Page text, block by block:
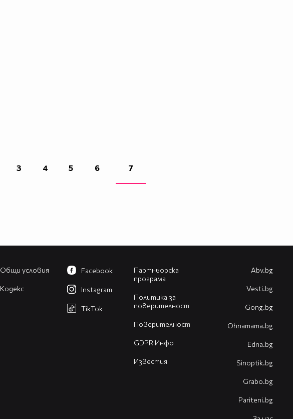
3 4 5 6 7
Общи условия
Кодекс
Партньорска
програма
Политика за
поверителност
Поверителност
GDPR Инфо
Известия
Facebook
Instagram
TikTok
Abv.bg
Vesti.bg
Gong.bg
Оhnamama.bg
Edna.bg
Sinoptik.bg
Grabo.bg
Pariteni.bg